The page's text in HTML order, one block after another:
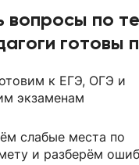
вопросы по
готовы
к ЕГЭ, ОГЭ и
экзаменам
слабые места по
и разберём